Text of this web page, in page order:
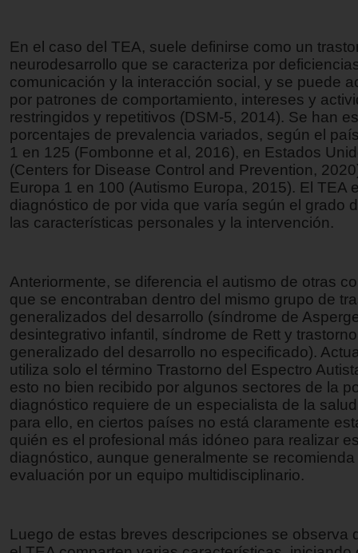
En el caso del TEA, suele definirse como un
neurodesarrollo que se caracteriza por
comunicación y la interacción social, y se puede
por patrones de comportamiento, intereses y
restringidos y repetitivos (DSM-5, 2014). Se han
porcentajes de prevalencia variados, según el
1 en 125 (Fombonne et al, 2016), en Estados
(Centers for Disease Control and Prevention,
Europa 1 en 100 (Autismo Europa, 2015). El TEA
diagnóstico de por vida que varía según el grado
las características personales y la intervención.
Anteriormente, se diferencia el autismo de otras
que se encontraban dentro del mismo grupo de
generalizados del desarrollo (síndrome de
desintegrativo infantil, síndrome de Rett y trastorno
generalizado del desarrollo no especificado).
utiliza solo el término Trastorno del Espectro
esto no bien recibido por algunos sectores de la
diagnóstico requiere de un especialista de la
para ello, en ciertos países no está claramente
quién es el profesional más idóneo para realizar
diagnóstico, aunque generalmente se
evaluación por un equipo multidisciplinario.
Luego de estas breves descripciones se observa